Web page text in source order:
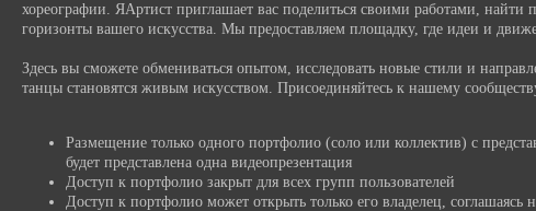
хореографии. ЯАртист приглашает вас поделиться своими работами,
горизонты вашего искусства. Мы предоставляем площадку, где идеи и
Здесь вы сможете обмениваться опытом, исследовать новые стили и
танцы становятся живым искусством. Присоединяйтесь к нашему
Размещение только одного портфолио (соло или коллектив) с
будет представлена одна видеопрезентация
Доступ к портфолио закрыт для всех групп пользователей
Доступ к портфолио может открыть только его владелец, соглашаясь